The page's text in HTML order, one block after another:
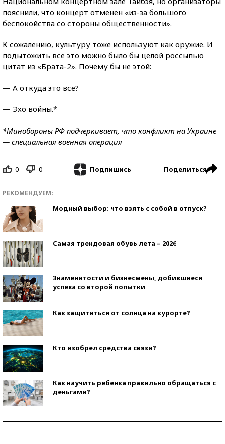
пояснили, что концерт отменен «из-за большого
беспокойства со стороны общественности».
К сожалению, культуру тоже используют как оружие. И
подытожить все это можно было бы целой россыпью
цитат из «Брата-2». Почему бы не этой:
— А откуда это все?
— Эхо войны.*
*Минобороны РФ подчеркивает, что конфликт на Украине
— специальная военная операция
0 0 Подпишись Поделиться
РЕКОМЕНДУЕМ:
Модный выбор: что взять с собой в отпуск?
Самая трендовая обувь лета – 2026
Знаменитости и бизнесмены, добившиеся
успеха со второй попытки
Как защититься от солнца на курорте?
Кто изобрел средства связи?
Как научить ребенка правильно обращаться с
деньгами?